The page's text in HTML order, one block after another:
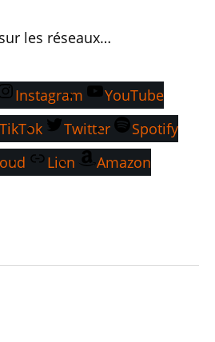
sur les réseaux…
Instagram
YouTube
TikTok Twitter
Spotify
Lien Amazon